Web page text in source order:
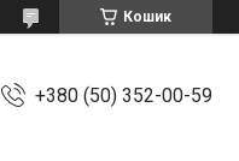
Кошик
+380 (50) 352-00-59